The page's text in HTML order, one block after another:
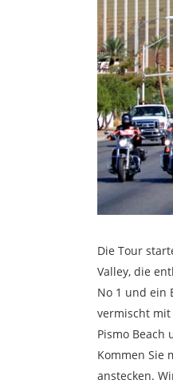
Die Tour
Valley, die
No 1 und ein
vermischt mit
Pismo Beach
Kommen Sie
anstecken.